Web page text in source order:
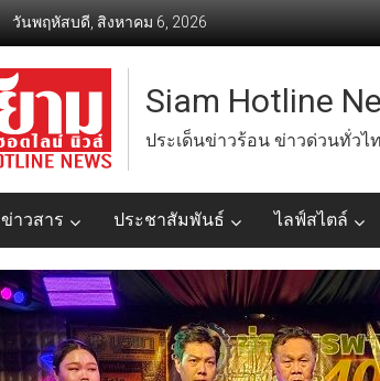
วันพฤหัสบดี, สิงหาคม 6, 2026
Siam Hotline
ประเด็นข่าวร้อน ข่าวด่วนทั่วไ
ข่าวสาร ประชาสัมพันธ์ ไลฟ์สไตล์